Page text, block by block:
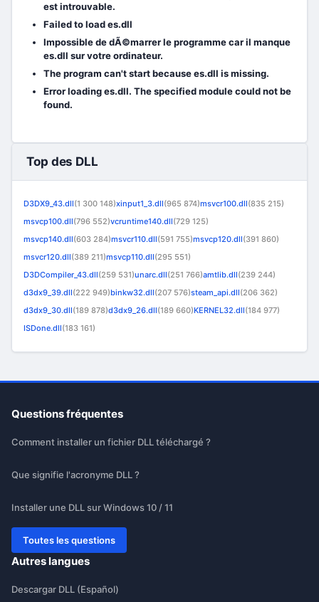
est introuvable.
Failed to load es.dll
Impossible de dÃ©marrer le programme car il manque
es.dll sur votre ordinateur.
The program can't start because es.dll is missing.
Error loading es.dll. The specified module could not be
found.
Top des DLL
D3DX9_43.dll(1 300 148)xinput1_3.dll(965 874)msvcr100.dll(835 215)
msvcp100.dll(796 552)vcruntime140.dll(729 125)
msvcp140.dll(603 284)msvcr110.dll(591 755)msvcp120.dll(391 860)
msvcr120.dll(389 211)msvcp110.dll(295 551)
D3DCompiler_43.dll(259 531)unarc.dll(251 766)amtlib.dll(239 244)
d3dx9_39.dll(222 949)binkw32.dll(207 576)steam_api.dll(206 362)
d3dx9_30.dll(189 878)d3dx9_26.dll(189 660)KERNEL32.dll(184 977)
ISDone.dll(183 161)
Questions fréquentes
Comment installer un fichier DLL téléchargé ?
Que signifie l'acronyme DLL ?
Installer une DLL sur Windows 10 / 11
Toutes les questions
Autres langues
Descargar DLL (Español)